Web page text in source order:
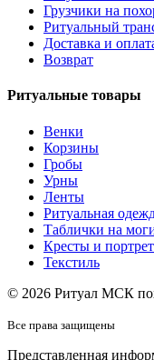
Грузчики на
Ритуальный
Доставка и
Возврат
Ритуальные товары
Венки
Корзины
Гробы
Урны
Ленты
Ритуальная
Таблички на
Кресты и
Текстиль
© 2026 Ритуал МСК
Все права защищены
Представленная